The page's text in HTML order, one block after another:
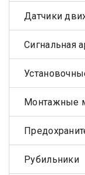
Датчики
Сигнальная
Монтажные
Рубильники